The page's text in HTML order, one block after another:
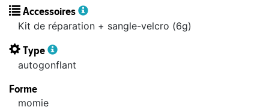
Accessoires
Kit de réparation + sangle-velcro (6g)
Type
autogonflant
Forme
momie